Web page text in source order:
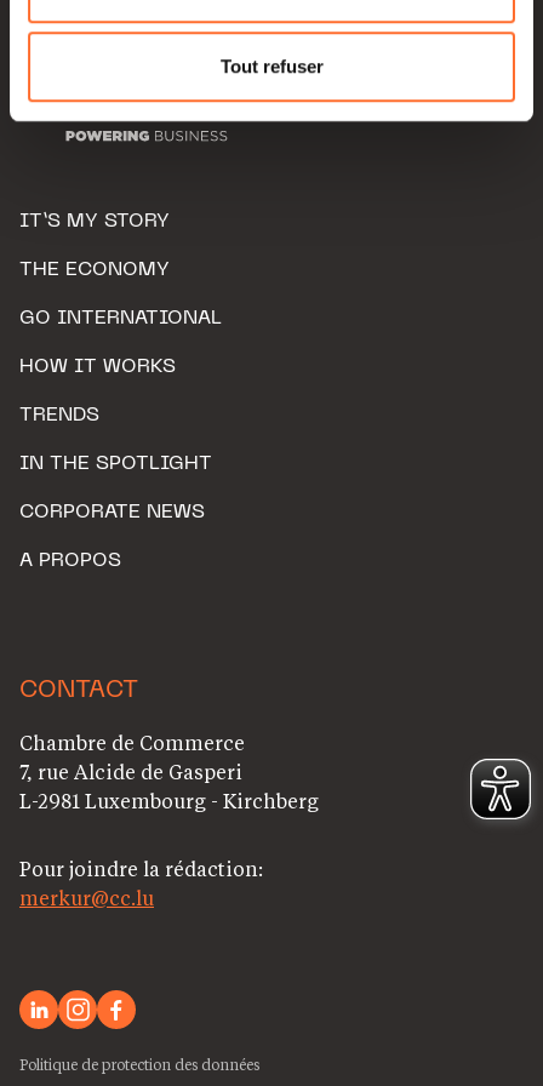
Pour de plus amples informations sur la manière dont
nous utilisons lescookies et sommes amenés à traiter
Charte d’usage des cookieset notrePolitique de
Tout refuser
IT’S MY STORY
THE ECONOMY
GO INTERNATIONAL
HOW IT WORKS
TRENDS
IN THE SPOTLIGHT
CORPORATE NEWS
A PROPOS
CONTACT
Chambre de Commerce
7, rue Alcide de Gasperi
L-2981 Luxembourg - Kirchberg
Pour joindre la rédaction:
merkur@cc.lu
Politique de protection des données